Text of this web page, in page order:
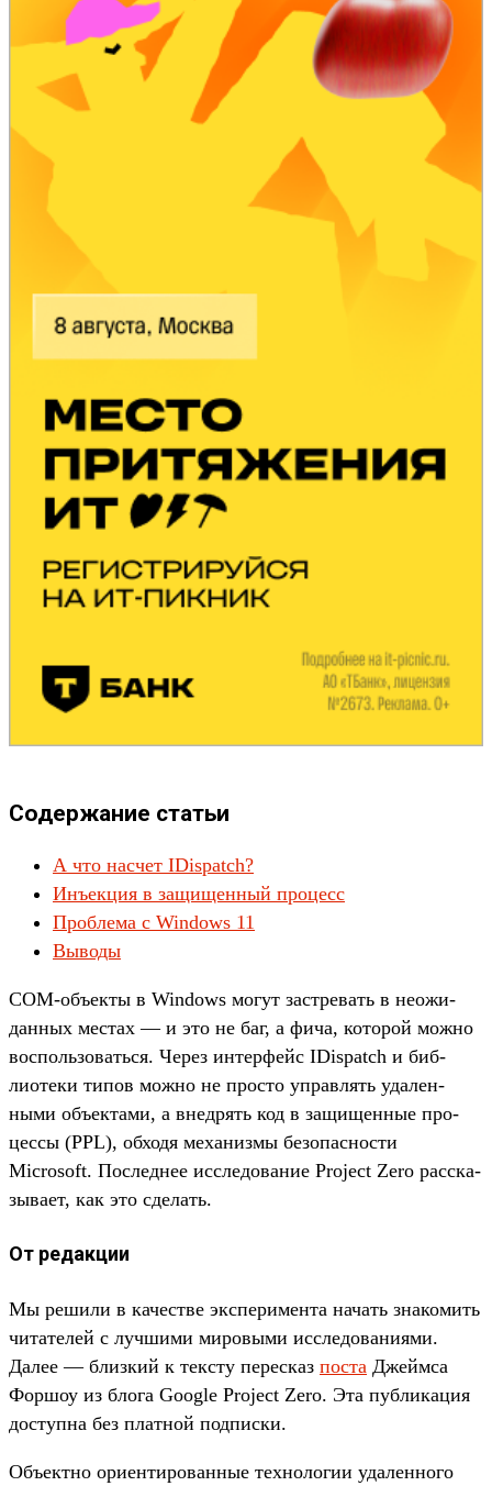
Содержание статьи
А что насчет IDispatch?
Инъекция в защищенный процесс
Проблема с Windows 11
Выводы
COM-объ­екты в Windows могут зас­тре­вать в неожи­
дан­ных мес­тах — и это не баг, а фича, которой мож­но
вос­поль­зовать­ся. Через интерфейс IDispatch и биб­
лиоте­ки типов мож­но не прос­то управлять уда­лен­
ными объ­екта­ми, а внед­рять код в защищен­ные про­
цес­сы (PPL), обхо­дя механиз­мы безопас­ности
Microsoft. Пос­леднее иссле­дова­ние Project Zero рас­ска­
зыва­ет, как это сде­лать.
От редакции
Мы решили в качес­тве экспе­римен­та начать зна­комить
читате­лей с луч­шими мировы­ми иссле­дова­ниями.
Далее — близ­кий к тек­сту перес­каз пос­та Джей­мса
Фор­шоу из бло­га Google Project Zero. Эта пуб­ликация
дос­тупна без плат­ной под­писки.
Объ­ектно ори­енти­рован­ные тех­нологии уда­лен­ного